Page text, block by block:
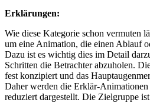
Erklärungen:
Wie diese Kategorie schon vermuten
um eine Animation, die einen Ablauf
Dazu ist es wichtig dies im Detail
Schritten die Betrachter abzuholen.
fest konzipiert und das
Daher werden die Erklär-
reduziert dargestellt. Die Zielgruppe